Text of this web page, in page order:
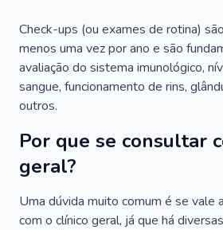
Check-ups (ou exames de rotina)
menos uma vez por ano e são
avaliação do sistema imunológico,
sangue, funcionamento de rins,
outros.
Por que se consultar
geral?
Uma dúvida muito comum é se vale
com o clínico geral, já que há